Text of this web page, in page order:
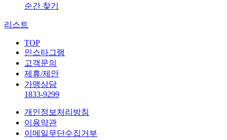
순간 찾기
리스트
TOP
인스타그램
고객문의
제휴/제안
가맹상담
1833-9299
개인정보처리방침
이용약관
이메일무단수집거부